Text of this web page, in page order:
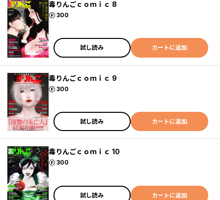
毒りんごｃｏｍｉｃ 8
300
ポイント
試し読み カートに追加
毒りんごｃｏｍｉｃ 9
300
ポイント
試し読み カートに追加
毒りんごｃｏｍｉｃ 10
300
ポイント
試し読み カートに追加